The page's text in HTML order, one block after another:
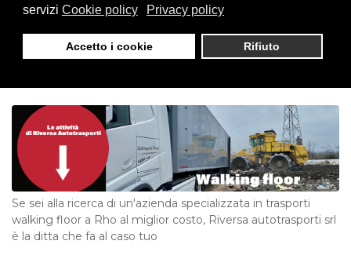
servizi Cookie policy Privacy policy
Accetto i cookie Rifiuto
Trasporti Walking Floor Rho :
Se sei alla ricerca di un'azienda specializzata in trasporti
walking floor a Rho al miglior costo, Riversa autotrasporti srl
è la ditta che fa al caso tuo